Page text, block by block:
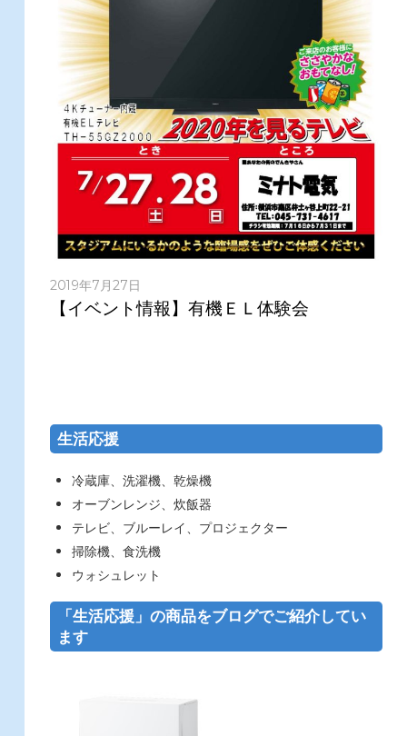
2019年7月27日
【イベント情報】有機ＥＬ体験会
生活応援
冷蔵庫、洗濯機、乾燥機
オーブンレンジ、炊飯器
テレビ、ブルーレイ、プロジェクター
掃除機、食洗機
ウォシュレット
「生活応援」の商品をブログでご紹介してい
ます